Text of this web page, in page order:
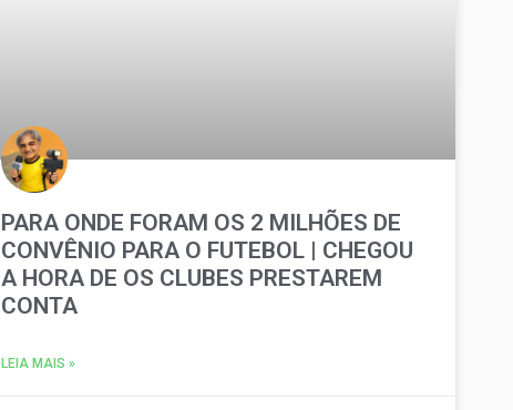
PARA ONDE FORAM OS 2 MILHÕES DE
CONVÊNIO PARA O FUTEBOL | CHEGOU
A HORA DE OS CLUBES PRESTAREM
CONTA
LEIA MAIS »